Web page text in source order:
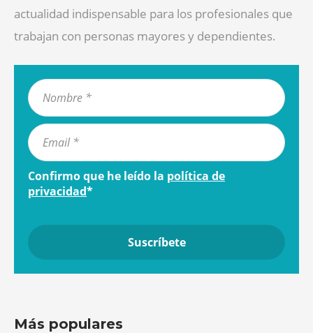
actualidad indispensable para los profesionales que
trabajan con personas mayores y dependientes.
Confirmo que he leído la política de
privacidad*
Más populares